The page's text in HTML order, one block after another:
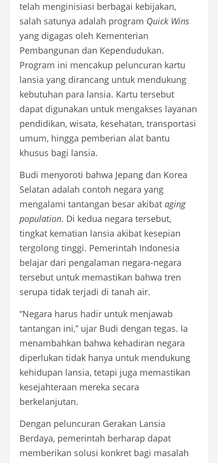
telah menginisiasi berbagai kebijakan,
salah satunya adalah program Quick Wins
yang digagas oleh Kementerian
Pembangunan dan Kependudukan.
Program ini mencakup peluncuran kartu
lansia yang dirancang untuk mendukung
kebutuhan para lansia. Kartu tersebut
dapat digunakan untuk mengakses layanan
pendidikan, wisata, kesehatan, transportasi
umum, hingga pemberian alat bantu
khusus bagi lansia.
Budi menyoroti bahwa Jepang dan Korea
Selatan adalah contoh negara yang
mengalami tantangan besar akibat aging
population. Di kedua negara tersebut,
tingkat kematian lansia akibat kesepian
tergolong tinggi. Pemerintah Indonesia
belajar dari pengalaman negara-negara
tersebut untuk memastikan bahwa tren
serupa tidak terjadi di tanah air.
“Negara harus hadir untuk menjawab
tantangan ini,” ujar Budi dengan tegas. Ia
menambahkan bahwa kehadiran negara
diperlukan tidak hanya untuk mendukung
kehidupan lansia, tetapi juga memastikan
kesejahteraan mereka secara
berkelanjutan.
Dengan peluncuran Gerakan Lansia
Berdaya, pemerintah berharap dapat
memberikan solusi konkret bagi masalah